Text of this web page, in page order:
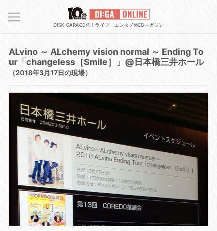
DISK GARAGE発！ライブ・エンタメWEBマガジン
ALvino ～ ALchemy vision normal ～ Ending To
ur「changeless［Smile］」@日本橋三井ホール
（2018年3月17日の現場）